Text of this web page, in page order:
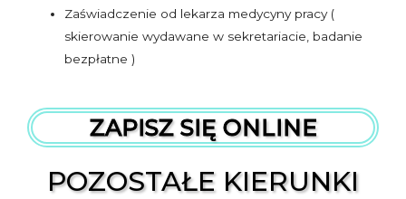
Zaświadczenie od lekarza medycyny pracy (
skierowanie wydawane w sekretariacie, badanie
bezpłatne )
ZAPISZ SIĘ ONLINE
POZOSTAŁE KIERUNKI